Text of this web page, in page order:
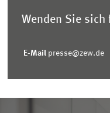
Wenden Sie
E-Mail presse@zew.de